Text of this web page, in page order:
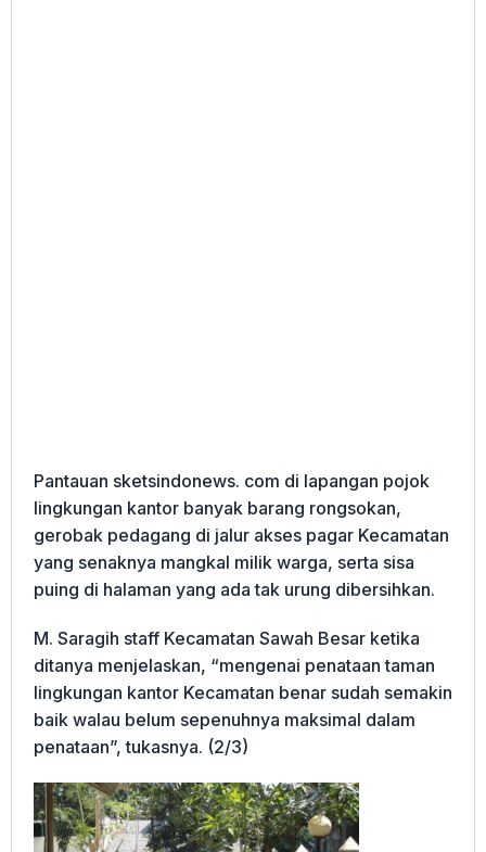
Pantauan sketsindonews. com di lapangan pojok
lingkungan kantor banyak barang rongsokan,
gerobak pedagang di jalur akses pagar Kecamatan
yang senaknya mangkal milik warga, serta sisa
puing di halaman yang ada tak urung dibersihkan.
M. Saragih staff Kecamatan Sawah Besar ketika
ditanya menjelaskan, “mengenai penataan taman
lingkungan kantor Kecamatan benar sudah semakin
baik walau belum sepenuhnya maksimal dalam
penataan”, tukasnya. (2/3)